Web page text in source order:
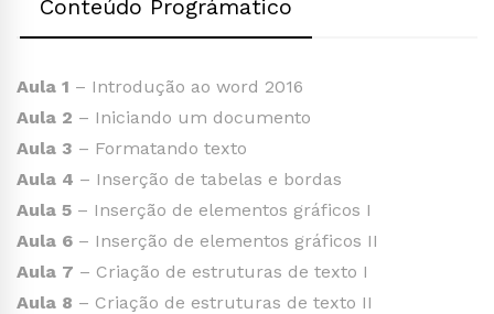
Conteúdo Prográmatico
Aula 1 – Introdução ao word 2016
Aula 2 – Iniciando um documento
Aula 3 – Formatando texto
Aula 4 – Inserção de tabelas e bordas
Aula 5 – Inserção de elementos gráficos I
Aula 6 – Inserção de elementos gráficos II
Aula 7 – Criação de estruturas de texto I
Aula 8 – Criação de estruturas de texto II